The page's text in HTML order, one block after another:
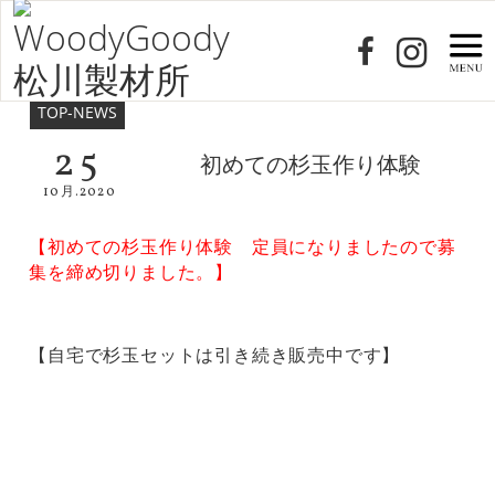
TOP-NEWS
25
10月.2020
初めての杉玉作り体験
【初めての杉玉作り体験 定員になりましたので募
集を締め切りました。】
【自宅で杉玉セットは引き続き販売中です】